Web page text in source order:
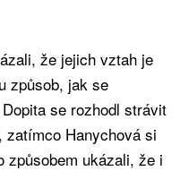
že jejich vztah je
způsob, jak se
se rozhodl strávit
Hanychová si
způsobem ukázali, že i